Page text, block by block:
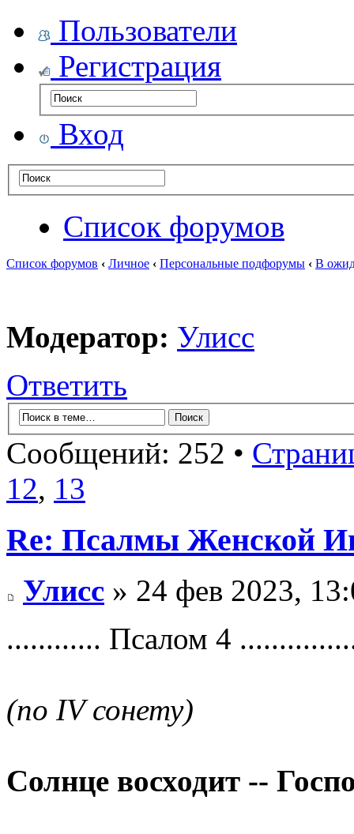
Пользователи
Регистрация
Вход
Список форумов
Список форумов ‹ Личное ‹ Персональные подфорумы ‹ В
Модератор: Улисс
Ответить
Сообщений: 252 •
12, 13
Re: Псалмы Женской
Улисс » 24 фев 2023,
............ Псалом 4
(по IV сонету)
Солнце восходит --